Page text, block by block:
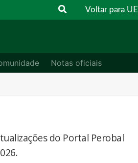
Voltar para
Notas oficiais
do Portal Perobal